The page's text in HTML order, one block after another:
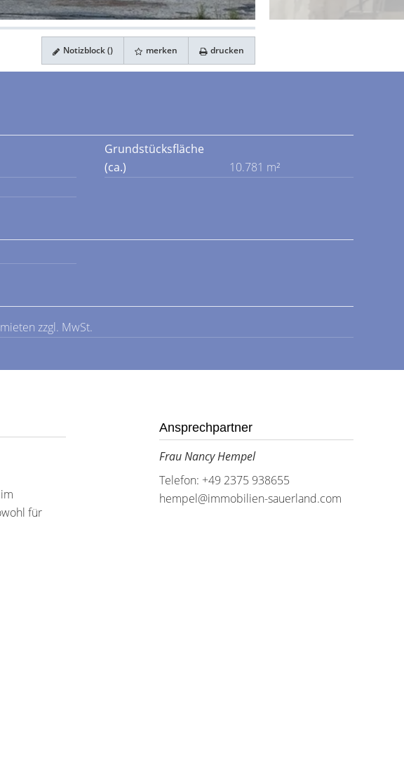
Notizblock () merken drucken
Grundstücksfläche
(ca.)
10.781 m²
zzgl. MwSt.
für
Ansprechpartner
Frau Nancy Hempel
Telefon: +49 2375 938655
hempel@immobilien-sauerland.com